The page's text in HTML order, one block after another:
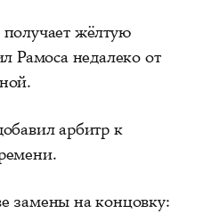
жёлтую
Рамоса недалеко от
арбитр к
замены на концовку: